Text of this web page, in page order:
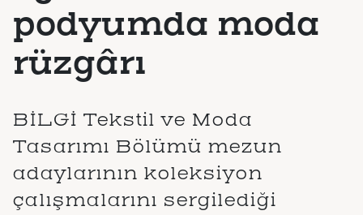
podyumda moda
rüzgârı
BİLGİ Tekstil ve Moda
Tasarımı Bölümü mezun
adaylarının koleksiyon
çalışmalarını sergilediği